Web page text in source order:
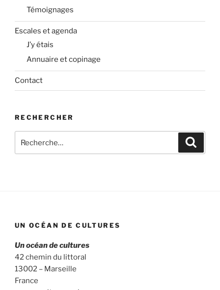
Témoignages
Escales et agenda
J’y étais
Annuaire et copinage
Contact
RECHERCHER
pour
UN OCÉAN DE CULTURES
Un océan de cultures
42 chemin du littoral
13002 – Marseille
France